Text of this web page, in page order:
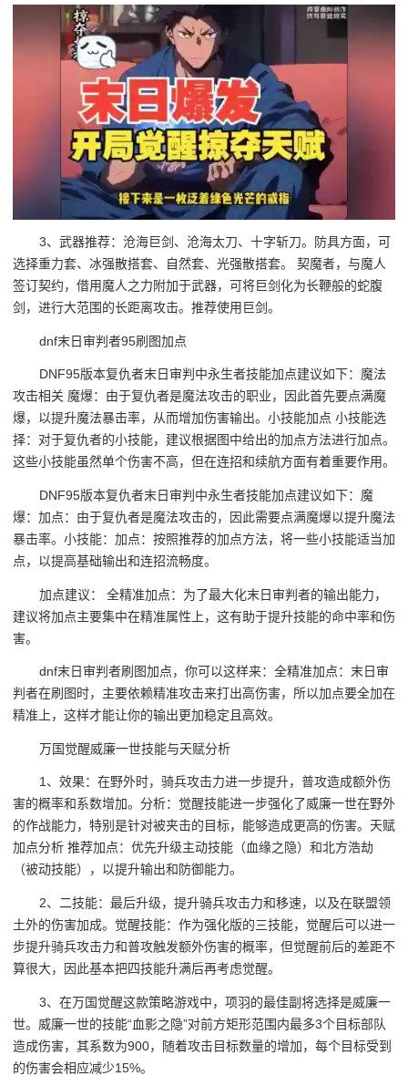
3、武器推荐：沧海巨剑、沧海太刀、十字斩刀。防具方面，可
选择重力套、冰强散搭套、自然套、光强散搭套。 契魔者，与魔人
签订契约，借用魔人之力附加于武器，可将巨剑化为长鞭般的蛇腹
剑，进行大范围的长距离攻击。推荐使用巨剑。
dnf末日审判者95刷图加点
DNF95版本复仇者末日审判中永生者技能加点建议如下：魔法
攻击相关 魔爆：由于复仇者是魔法攻击的职业，因此首先要点满魔
爆，以提升魔法暴击率，从而增加伤害输出。小技能加点 小技能选
择：对于复仇者的小技能，建议根据图中给出的加点方法进行加点。
这些小技能虽然单个伤害不高，但在连招和续航方面有着重要作用。
DNF95版本复仇者末日审判中永生者技能加点建议如下：魔
爆：加点：由于复仇者是魔法攻击的，因此需要点满魔爆以提升魔法
暴击率。小技能：加点：按照推荐的加点方法，将一些小技能适当加
点，以提高基础输出和连招流畅度。
加点建议： 全精准加点：为了最大化末日审判者的输出能力，
建议将加点主要集中在精准属性上，这有助于提升技能的命中率和伤
害。
dnf末日审判者刷图加点，你可以这样来：全精准加点：末日审
判者在刷图时，主要依赖精准攻击来打出高伤害，所以加点要全加在
精准上，这样才能让你的输出更加稳定且高效。
万国觉醒威廉一世技能与天赋分析
1、效果：在野外时，骑兵攻击力进一步提升，普攻造成额外伤
害的概率和系数增加。分析：觉醒技能进一步强化了威廉一世在野外
的作战能力，特别是针对被夹击的目标，能够造成更高的伤害。天赋
加点分析 推荐加点：优先升级主动技能（血缘之隐）和北方浩劫
（被动技能），以提升输出和防御能力。
2、二技能：最后升级，提升骑兵攻击力和移速，以及在联盟领
土外的伤害加成。觉醒技能：作为强化版的三技能，觉醒后可以进一
步提升骑兵攻击力和普攻触发额外伤害的概率，但觉醒前后的差距不
算很大，因此基本把四技能升满后再考虑觉醒。
3、在万国觉醒这款策略游戏中，项羽的最佳副将选择是威廉一
世。威廉一世的技能“血影之隐”对前方矩形范围内最多3个目标部队
造成伤害，其系数为900，随着攻击目标数量的增加，每个目标受到
的伤害会相应减少15%。